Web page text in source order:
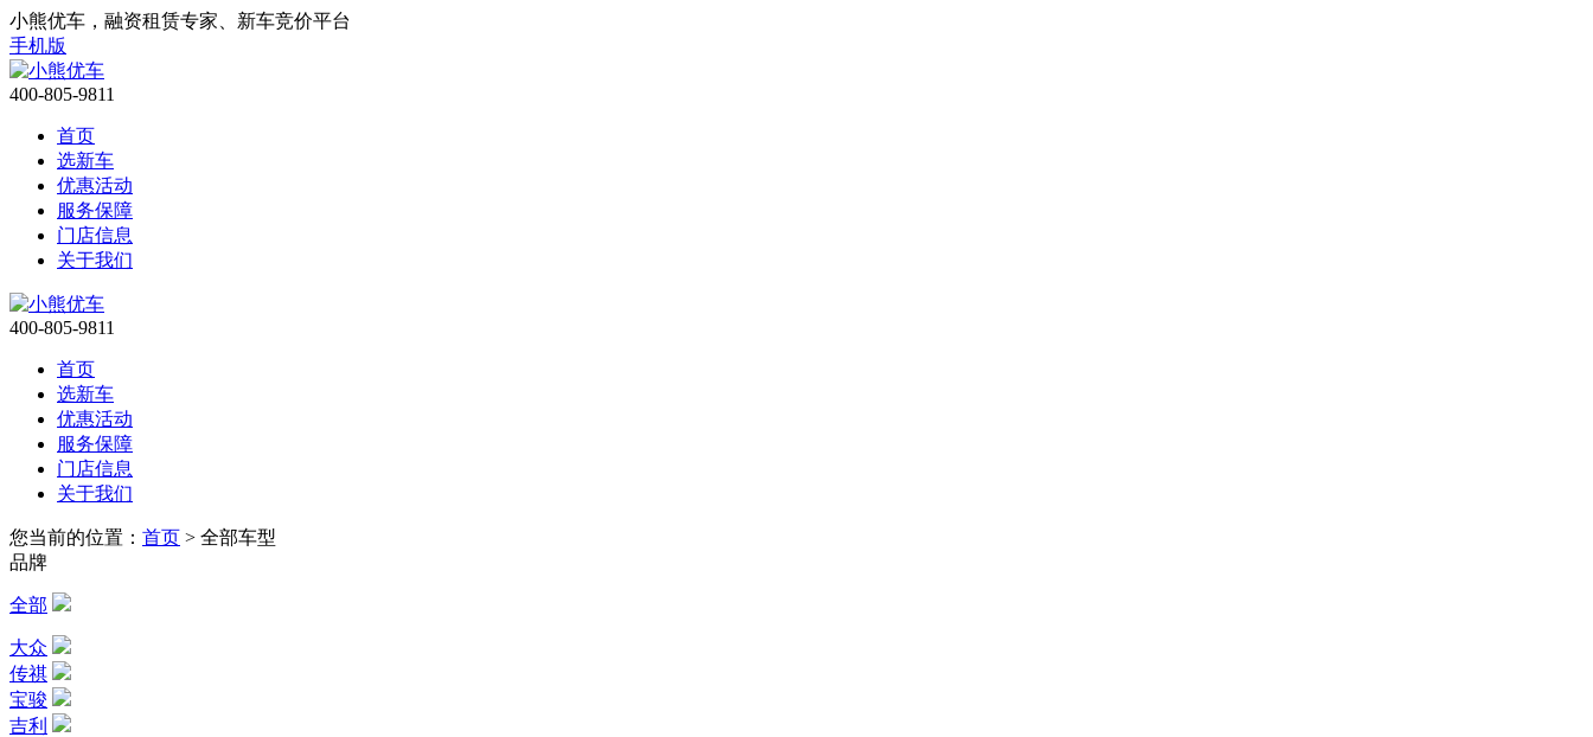
小熊优车，融资租赁专家、新车竞价平台
手机版
400-805-9811
首页
选新车
优惠活动
服务保障
门店信息
关于我们
400-805-9811
首页
选新车
优惠活动
服务保障
门店信息
关于我们
您当前的位置： 首页 > 全部车型
品牌
全部
大众
传祺
宝骏
吉利